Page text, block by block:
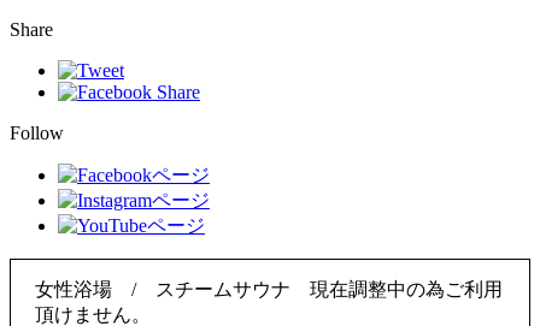
Share
Follow
女性浴場 / スチームサウナ 現在調整中の為ご利用
頂けません。